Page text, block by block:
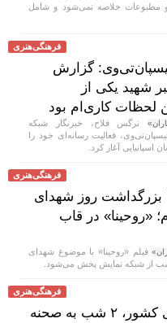
مطبوعات خلاصه نمی‌شود و شامل
فرهنگی‌هنری
گزارش
شهید یکی از
لحظات کاری‌ام بود
نرگس فلاح، خبرنگار شبکه
هیسپان‌تی‌وی، فعالیت رسانه‌ای خود را
آغاز کرد.
فرهنگی‌هنری
بزرگداشت روز شهدای
«روحینا» در قاب
فیلم «روحینا» با موضوع شهدای
از شبکه نمایش پخش می‌شود.
فرهنگی‌هنری
نمایش‌های کشور، ٢ شب به صحنه